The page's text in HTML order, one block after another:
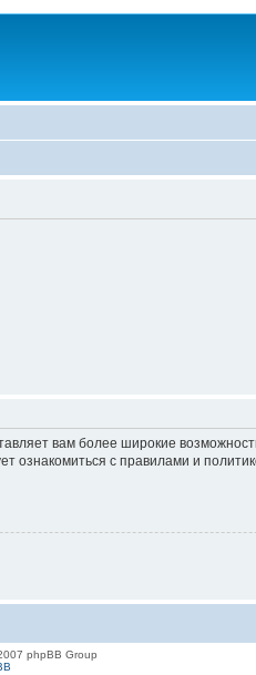
вам более широкие
ознакомиться с правилами и
phpBB Group